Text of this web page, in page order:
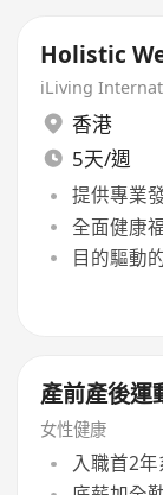
Holistic
iLiving
香港
5天/週
提供專業
全面健康
目的驅動
產前產後運
女性健康
入職首2